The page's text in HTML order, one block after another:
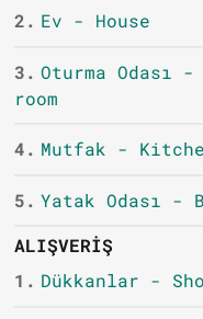
2. Ev - House
3. Oturma Odası
room
4. Mutfak -
5. Yatak Odası -
ALIŞVERIŞ
1. Dükkanlar -